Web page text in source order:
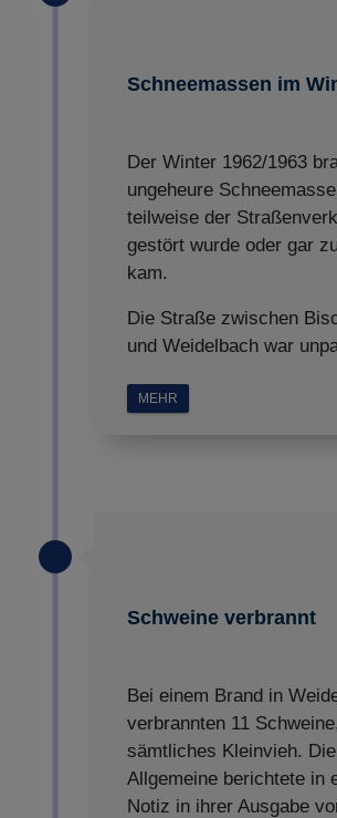
Schneemassen im
Der Winter 1962/1963
ungeheure
teilweise der
gestört wurde oder gar
kam.
Die Straße zwischen
und Weidelbach war
MEHR
Schweine verbrannt
Bei einem Brand in
verbrannten 11
sämtliches Kleinvieh.
Allgemeine berichtete in
Notiz in ihrer Ausgabe